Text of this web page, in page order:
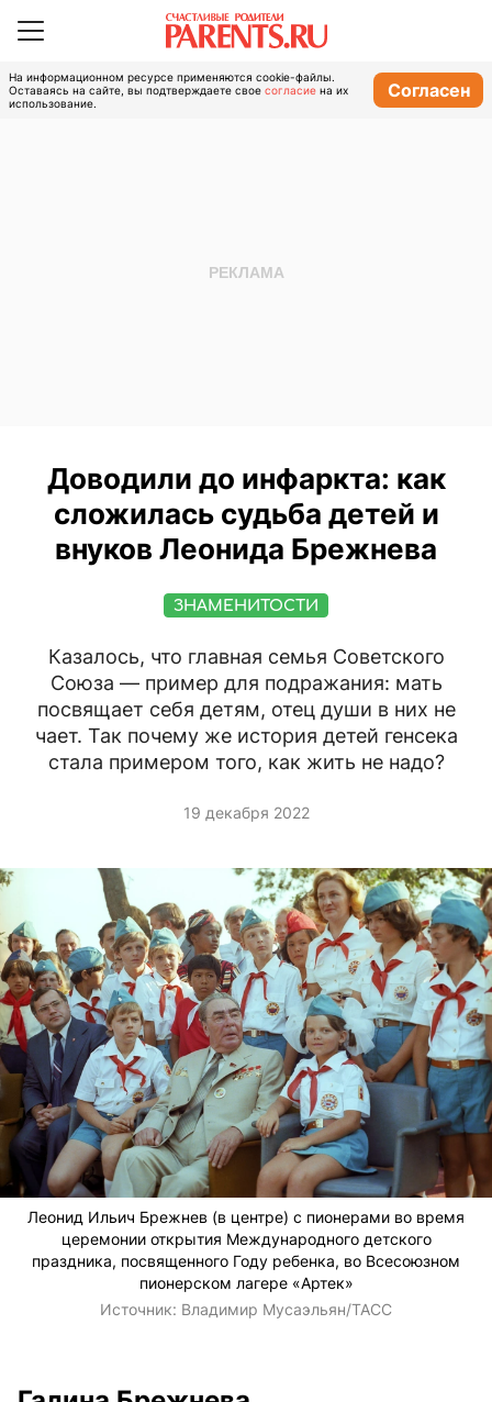
На информационном ресурсе применяются cookie-файлы.
Оставаясь на сайте, вы подтверждаете свое согласие на их
использование.
Согласен
Доводили до инфаркта: как
сложилась судьба детей и
внуков Леонида Брежнева
ЗНАМЕНИТОСТИ
Казалось, что главная семья Советского
Союза — пример для подражания: мать
посвящает себя детям, отец души в них не
чает. Так почему же история детей генсека
стала примером того, как жить не надо?
19 декабря 2022
Леонид Ильич Брежнев (в центре) с пионерами во время
церемонии открытия Международного детского
праздника, посвященного Году ребенка, во Всесоюзном
пионерском лагере «Артек»
Источник: Владимир Мусаэльян/ТАСС